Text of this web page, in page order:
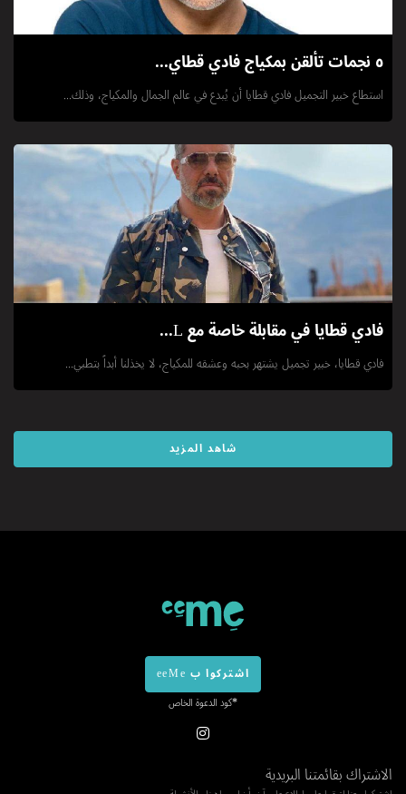
٥ نجمات تألقن بمكياج فادي قطاي...
استطاع خبير التجميل فادي قطايا أن يُبدع في عالم الجمال والمكياج، وذلك...
فادي قطايا في مقابلة خاصة مع L...
فادي قطايا، خبير تجميل يشتهر بحبه وعشقه للمكياج، لا يخذلنا أبداً بتطبي...
شاهد المزيد
اشتركوا ب eeMe
*كود الدعوة الخاص
الاشتراك بقائمتنا البريدية